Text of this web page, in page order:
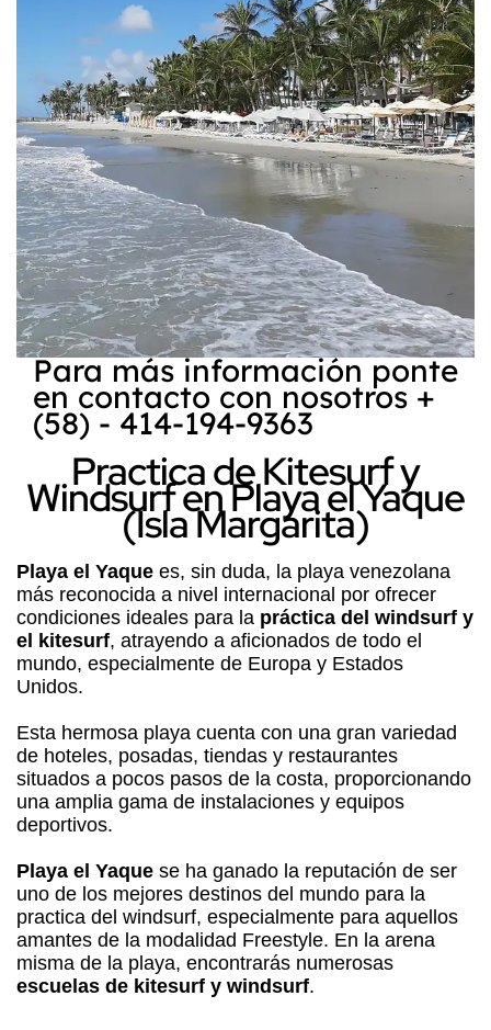
Para más información ponte
en contacto con nosotros +
(58) - 414-194-9363
Practica de Kitesurf y
Windsurf en Playa el Yaque
(Isla Margarita)
Playa el Yaque es, sin duda, la playa venezolana
más reconocida a nivel internacional por ofrecer
condiciones ideales para la práctica del windsurf y
el kitesurf, atrayendo a aficionados de todo el
mundo, especialmente de Europa y Estados
Unidos.
Esta hermosa playa cuenta con una gran variedad
de hoteles, posadas, tiendas y restaurantes
situados a pocos pasos de la costa, proporcionando
una amplia gama de instalaciones y equipos
deportivos.
Playa el Yaque se ha ganado la reputación de ser
uno de los mejores destinos del mundo para la
practica del windsurf, especialmente para aquellos
amantes de la modalidad Freestyle. En la arena
misma de la playa, encontrarás numerosas
escuelas de kitesurf y windsurf.